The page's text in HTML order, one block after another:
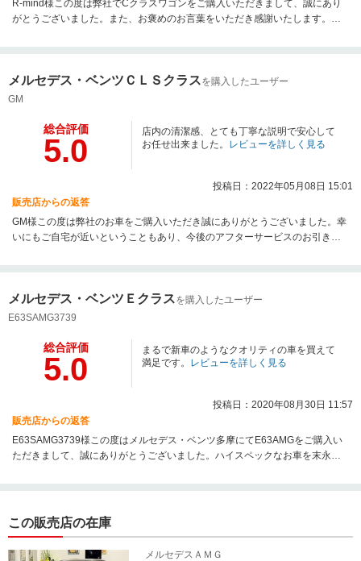
R-mind様この度は弊社でCクラスワゴンをご購入いただきまして、誠にあり
がとうございました。また、お褒めのお言葉をいただき感謝いたします。担
せていただきますので、今後ともよろしくお願い申し上げます。この度は誠
センター長
メルセデス・ベンツＣＬＳクラスを購入したユーザー
GM
総合評価
5.0
店内の清潔感、とても丁寧な説明で安心して
お任せ出来ました。 レビューを詳しく見る
投稿日：2022年05月08日 15:01
販売店からの返答
GM様この度は弊社のお車をご購入いただき誠にありがとうございました。幸
いにもご自宅が近いということもあり、今後のアフターサービスのお引き取
くお願いいたします。担当
メルセデス・ベンツＥクラスを購入したユーザー
E63SAMG3739
総合評価
5.0
まるで新車のようなクオリティの車を買えて
満足です。 レビューを詳しく見る
投稿日：2020年08月30日 11:57
販売店からの返答
E63SAMG3739様この度はメルセデス・ベンツ多摩にてE63AMGをご購入い
ただきまして、誠にありがとうございました。ハイスペックなお車を末永く
で、今後ともメルセデス・ベンツ多摩をよろしくお願いいたします。メルセ
この販売店の在庫
メルセデスＡＭＧ